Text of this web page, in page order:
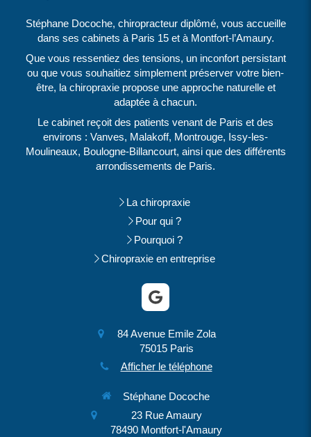
Stéphane Docoche, chiropracteur diplômé, vous accueille
dans ses cabinets à Paris 15 et à Montfort-l’Amaury.
Que vous ressentiez des tensions, un inconfort persistant
ou que vous souhaitiez simplement préserver votre bien-
être, la chiropraxie propose une approche naturelle et
adaptée à chacun.
Le cabinet reçoit des patients venant de Paris et des
environs : Vanves, Malakoff, Montrouge, Issy-les-
Moulineaux, Boulogne-Billancourt, ainsi que des différents
arrondissements de Paris.
La chiropraxie
Pour qui ?
Pourquoi ?
Chiropraxie en entreprise
84 Avenue Emile Zola
75015 Paris
Afficher le téléphone
Stéphane Docoche
23 Rue Amaury
78490 Montfort-l'Amaury